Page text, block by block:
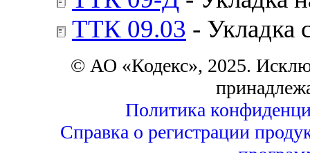
ТТК 09.03 - Укладка
© АО «Кодекс», 2025.
Политика
Справка о регистрации